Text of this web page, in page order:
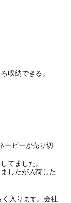
収納できる。
ービーが売り切
てました。
したが入荷した
入ります。会社